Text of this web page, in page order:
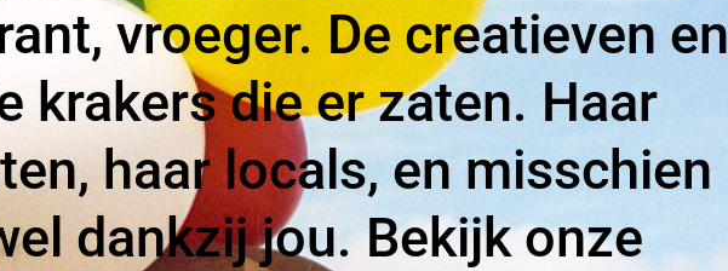
vroeger. De creatieven en
krakers die er zaten. Haar
haar locals, en misschien
dankzij jou. Bekijk onze